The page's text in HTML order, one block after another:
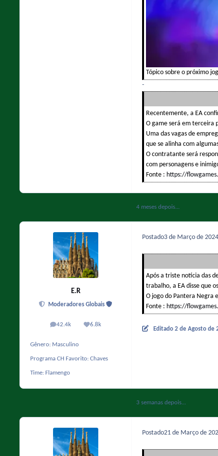
Tópico sobre o próximo
-
Recentemente, a EA
O game será em terceira
Uma das vagas de
que se alinha com
O contratante será
com personagens e
Fonte : https://
4 meses depois...
E.R
Moderadores Globais
42.4k
posts 6.8k
Reputação
Gênero: Masculino
Programa CH Favorito: Chaves
Time: Flamengo
Postado3 de Março de
Após a triste notícia das
trabalho, a EA disse que
O jogo do Pantera Negra
Fonte : https://
Editado 2 de Agosto de
3 semanas depois...
Postado21 de Março de